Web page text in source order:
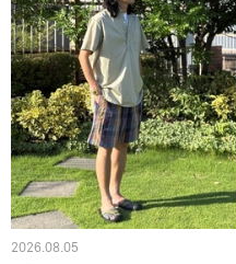
2026.08.05